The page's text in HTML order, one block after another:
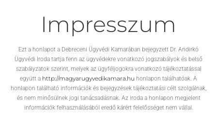
Impresszum
Ezt a honlapot a Debreceni Ügyvédi Kamarában bejegyzett Dr. Andirkó
Ügyvédi Iroda tartja fenn az ügyvédekre vonatkozó jogszabályok és belső
szabályzatok szerint, melyek az ügyféljogokra vonatkozó tájékoztatással
együtt a http://magyarugyvedikamara.hu honlapon találhatóak. A
honlapon található információk és bejegyzések tájékoztatási célt szolgálnak,
és nem minősülnek jogi tanácsadásnak. Az iroda a honlapon megjelent
információk felhasználásából eredő kárért felelősséget nem vállal.